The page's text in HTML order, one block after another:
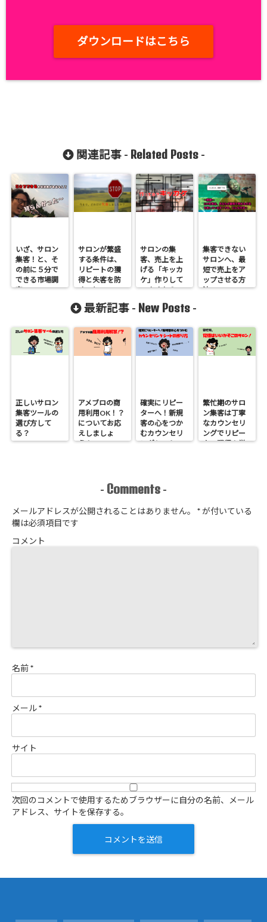
ダウンロードはこちら
関連記事 - Related Posts-
いざ、サロン
集客！と、そ
の前に５分で
できる市場調
査
サロンが繁盛
する条件は、
リピートの獲
得と失客を防
ぐこと
サロンの集
客、売上を上
げる「キッカ
ケ」作りして
いますか？
集客できない
サロンへ、最
短で売上をア
ップさせる方
法
最新記事 - New Posts -
正しいサロン
集客ツールの
選び方して
る？
アメブロの商
用利用OK！？
についてお応
えしましょ
う！
確実にリピー
ターへ！新規
客の心をつか
むカウンセリ
ングシートの
繁忙期のサロ
ン集客は丁寧
なカウンセリ
ングでリピー
ター獲得！覚
- Comments -
メールアドレスが公開されることはありません。 *が付いている
欄は必須項目です
コメント
名前*
メール*
サイト
次回のコメントで使用するためブラウザーに自分の名前、メール
アドレス、サイトを保存する。